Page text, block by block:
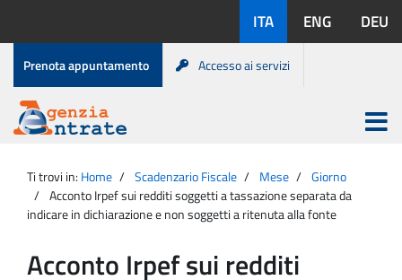
contenuto
disponibili:
ITA ENG DEU
Menu
di
servizio
Prenota appuntamento Accesso ai servizi
Agenzia
Entrate
Apri
menu
principale
Ti trovi in: Home Scadenzario Fiscale Mese
Giorno
Acconto Irpef sui redditi soggetti a tassazione separata da
indicare in dichiarazione e non soggetti a ritenuta alla fonte
Acconto Irpef sui redditi